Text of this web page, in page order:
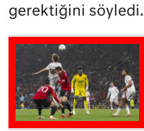
gerektiğini söyledi.